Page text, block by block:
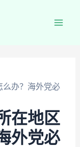
么办？海外党必
在地区
外党必